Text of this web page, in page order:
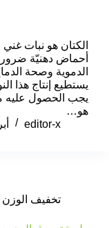
أحماض دهنيّة
الدموية وصحة
يستطيع إنتاج هذا
يجب الحصول عليه
هو…
editor-x
تخفيف الوزن